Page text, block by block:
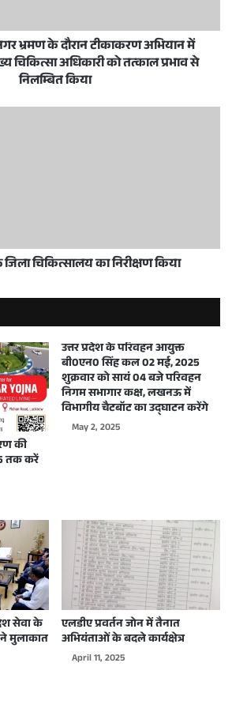
भ्रमण के दौरान टीकाकरण अभियान में
चिकित्सा अधिकारी को तत्काल प्रभाव से
निलम्बित किया
चिकित्सालय का निरीक्षण किया
की
तक करें
उत्तर प्रदेश के परिवहन आयुक्त
बी0एन0 सिंह कल 02 मई, 2025
शुक्रवार को सायं 04 बजे परिवहन
निगम सभागार कक्ष, लखनऊ में
विभागीय चैटबॉट का उद्घाटन करेंगे
May 2, 2025
सेवा के
मुलाकात
एलडीए प्रवर्तन जोन में तैनात
अभियंताओं के बदले कार्यक्षेत्र
April 11, 2025